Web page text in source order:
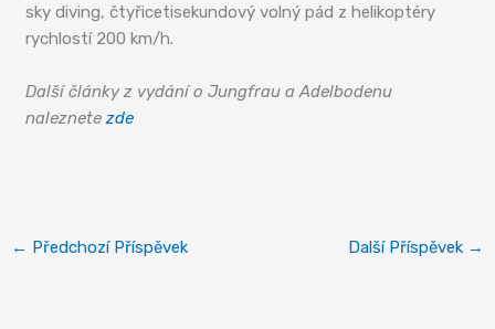
sky diving, čtyřicetisekundový volný pád z helikoptéry
rychlostí 200 km/h.
Další články z vydání o Jungfrau a Adelbodenu
naleznetezde
← Předchozí Příspěvek Další Příspěvek →